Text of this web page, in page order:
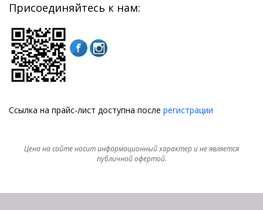
Присоединяйтесь к нам:
Ссылка на прайс-лист доступна после регистрации
Цена на сайте носит информационный характер и не является
публичной офертой.